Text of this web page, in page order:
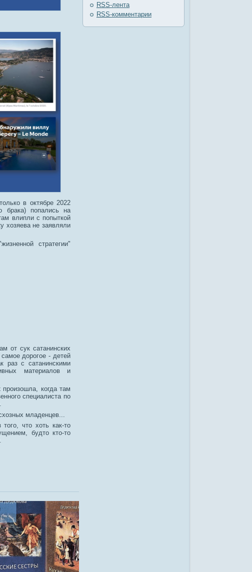
в октябре 2022
брака) попались на
влипли с попыткой
хозяева не заявляли
стратегии"
от сук сатанинских
дорогое - детей
раз с сатанинскими
материалов и
когда там
специалиста по
младенцев...
что хоть как-то
будто кто-то
RSS-лента
RSS-комментарии